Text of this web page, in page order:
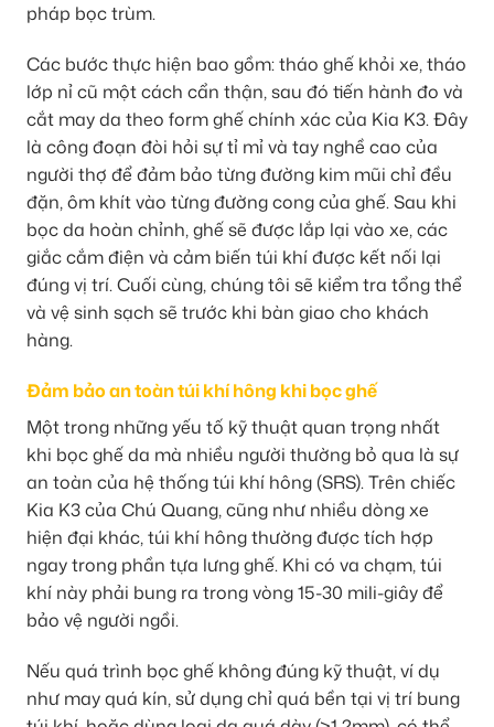
pháp bọc trùm.
Các bước thực hiện bao gồm: tháo ghế khỏi xe, tháo
lớp nỉ cũ một cách cẩn thận, sau đó tiến hành đo và
cắt may da theo form ghế chính xác của Kia K3. Đây
là công đoạn đòi hỏi sự tỉ mỉ và tay nghề cao của
người thợ để đảm bảo từng đường kim mũi chỉ đều
đặn, ôm khít vào từng đường cong của ghế. Sau khi
bọc da hoàn chỉnh, ghế sẽ được lắp lại vào xe, các
giắc cắm điện và cảm biến túi khí được kết nối lại
đúng vị trí. Cuối cùng, chúng tôi sẽ kiểm tra tổng thể
và vệ sinh sạch sẽ trước khi bàn giao cho khách
hàng.
Đảm bảo an toàn túi khí hông khi bọc ghế
Một trong những yếu tố kỹ thuật quan trọng nhất
khi bọc ghế da mà nhiều người thường bỏ qua là sự
an toàn của hệ thống túi khí hông (SRS). Trên chiếc
Kia K3 của Chú Quang, cũng như nhiều dòng xe
hiện đại khác, túi khí hông thường được tích hợp
ngay trong phần tựa lưng ghế. Khi có va chạm, túi
khí này phải bung ra trong vòng 15-30 mili-giây để
bảo vệ người ngồi.
Nếu quá trình bọc ghế không đúng kỹ thuật, ví dụ
như may quá kín, sử dụng chỉ quá bền tại vị trí bung